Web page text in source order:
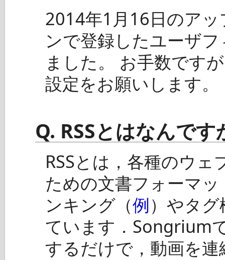
2014年1月16日のア
ンで登録したユーザ
ました。 お手数です
設定をお願いします。
Q. RSSとはなんです
RSSとは，各種のウ
ための文書フォーマ
ンキング（例）やタ
ています．Songrium
するだけで，動画を